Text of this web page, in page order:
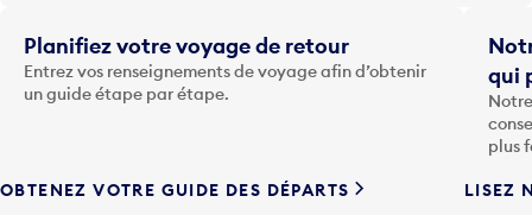
t
o
u
F
Planifiez votre voyage de retour
Entrez vos renseignements de voyage afin d’obtenir
un guide étape par étape.
OBTENEZ VOTRE GUIDE DES DÉPARTS
qui
plus
LISEZ